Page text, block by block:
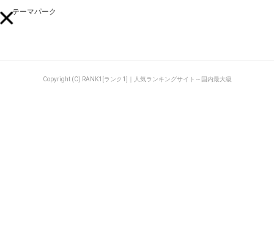
テーマパーク
Copyright (C) RANK1[ランク1]｜人気ランキングサイト～国内最大級